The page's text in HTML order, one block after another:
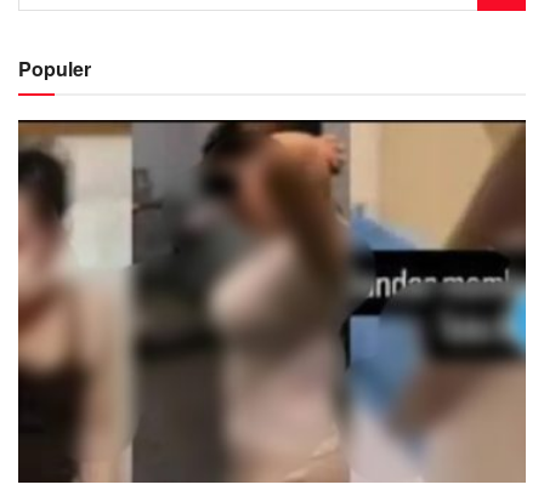
Populer